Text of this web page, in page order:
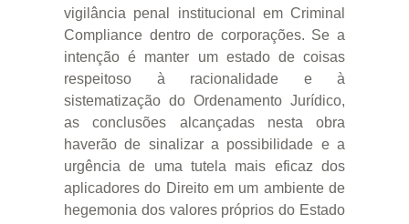
vigilância penal institucional em Criminal
Compliance dentro de corporações. Se a
intenção é manter um estado de coisas
respeitoso à racionalidade e à
sistematização do Ordenamento Jurídico,
as conclusões alcançadas nesta obra
haverão de sinalizar a possibilidade e a
urgência de uma tutela mais eficaz dos
aplicadores do Direito em um ambiente de
hegemonia dos valores próprios do Estado